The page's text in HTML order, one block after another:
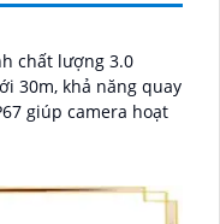
chất lượng 3.0
30m, khả năng quay
giúp camera hoạt